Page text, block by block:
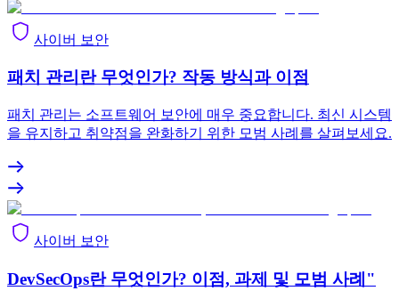
사이버 보안
패치 관리란 무엇인가? 작동 방식과 이점
패치 관리는 소프트웨어 보안에 매우 중요합니다. 최신 시스템
을 유지하고 취약점을 완화하기 위한 모범 사례를 살펴보세요.
사이버 보안
DevSecOps란 무엇인가? 이점, 과제 및 모범 사례"